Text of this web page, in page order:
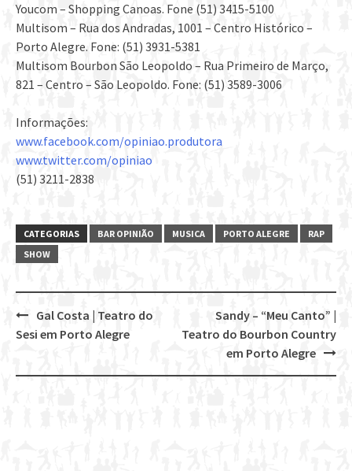
Youcom – Shopping Canoas. Fone (51) 3415-5100
Multisom – Rua dos Andradas, 1001 – Centro Histórico –
Porto Alegre. Fone: (51) 3931-5381
Multisom Bourbon São Leopoldo – Rua Primeiro de Março,
821 – Centro – São Leopoldo. Fone: (51) 3589-3006
Informações:
www.facebook.com/opiniao.produtora
www.twitter.com/opiniao
(51) 3211-2838
CATEGORIAS BAR OPINIÃO MUSICA PORTO ALEGRE
RAP
SHOW
Post
Sandy – “Meu Canto” |
Teatro do Bourbon Country
em Porto Alegre
Gal Costa | Teatro do
Sesi em Porto Alegre